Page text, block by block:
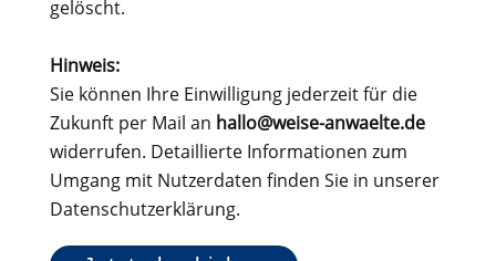
gelöscht.
Hinweis:
Sie können Ihre Einwilligung jederzeit für die
Zukunft per Mail an hallo@weise-anwaelte.de
widerrufen. Detaillierte Informationen zum
Umgang mit Nutzerdaten finden Sie in unserer
Datenschutzerklärung.